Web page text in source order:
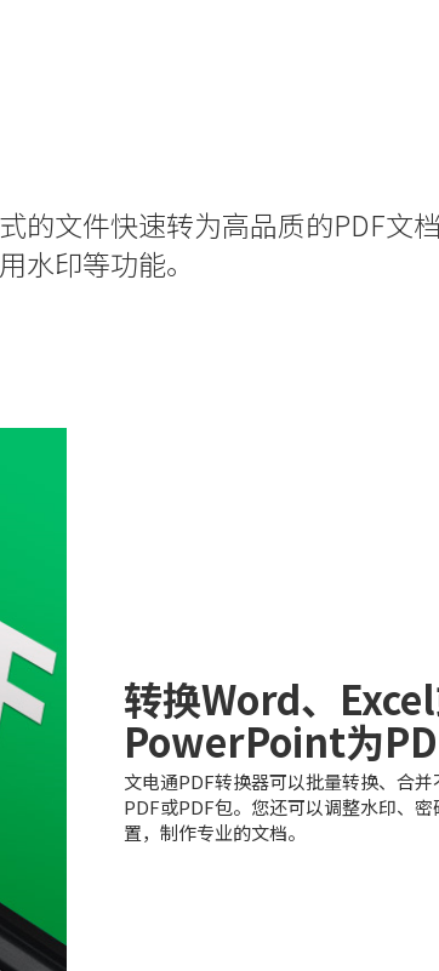
文件快速转为高品质的PDF文档
水印等功能。
转换Word、
PowerPoint为
文电通PDF转换器可以批量转换、合
PDF或PDF包。您还可以调整水印、
置，制作专业的文档。